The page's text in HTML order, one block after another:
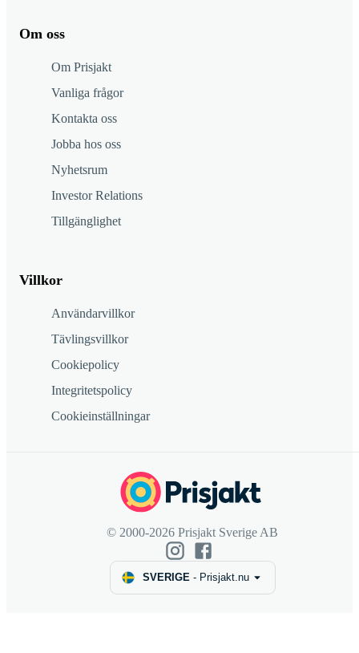
Om oss
Om Prisjakt
Vanliga frågor
Kontakta oss
Jobba hos oss
Nyhetsrum
Investor Relations
Tillgänglighet
Villkor
Användarvillkor
Tävlingsvillkor
Cookiepolicy
Integritetspolicy
Cookieinställningar
© 2000-2026 Prisjakt Sverige AB
SVERIGE- Prisjakt.nu